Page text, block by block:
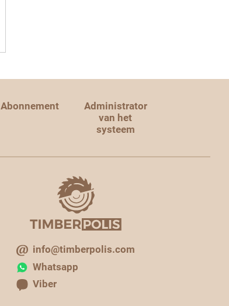
Abonnement
Administrator
van het
systeem
info@timberpolis.com
Whatsapp
Viber